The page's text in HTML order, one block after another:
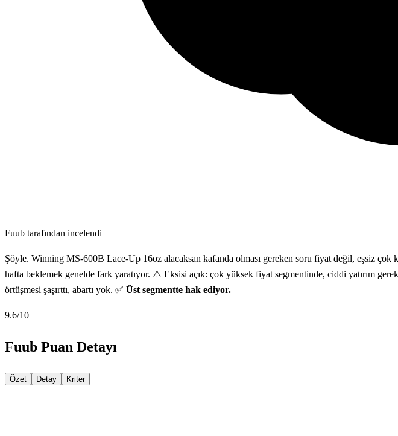
Fuub tarafından incelendi
Şöyle. Winning MS-600B Lace-Up 16oz alacaksan kafanda olması gereken soru fiyat değil, eşsiz
hafta beklemek genelde fark yaratıyor. ⚠️ Eksisi açık: çok yüksek fiyat segmentinde, ciddi yatırım
örtüşmesi şaşırttı, abartı yok. ✅ Üst segmentte hak ediyor.
9.6/10
Fuub Puan Detayı
Özet Detay Kriter